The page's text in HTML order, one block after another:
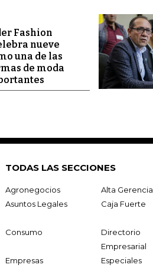
Fashion
nueve
una de las
de moda
TODAS LAS SECCIONES
Agronegocios Alta Gerencia
Asuntos Legales
Caja Fuerte
Consumo
Directorio
Empresarial
Empresas Especiales